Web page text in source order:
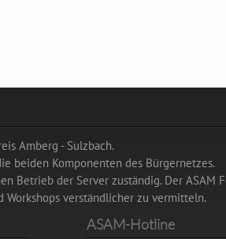
Amberg - Sulzbach.
beiden Komponenten des Bürgernetzes.
Betrieb der Server zuständig. Der ASAM
Workshops verständlicher zu vermitteln.
ASAM-Hotline